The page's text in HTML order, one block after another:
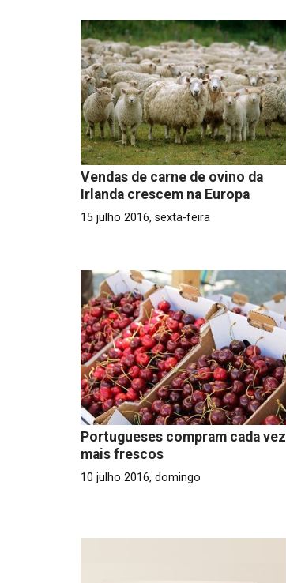
Vendas de carne de ovino da
Irlanda crescem na Europa
15 julho 2016, sexta-feira
Portugueses compram cada vez
mais frescos
10 julho 2016, domingo